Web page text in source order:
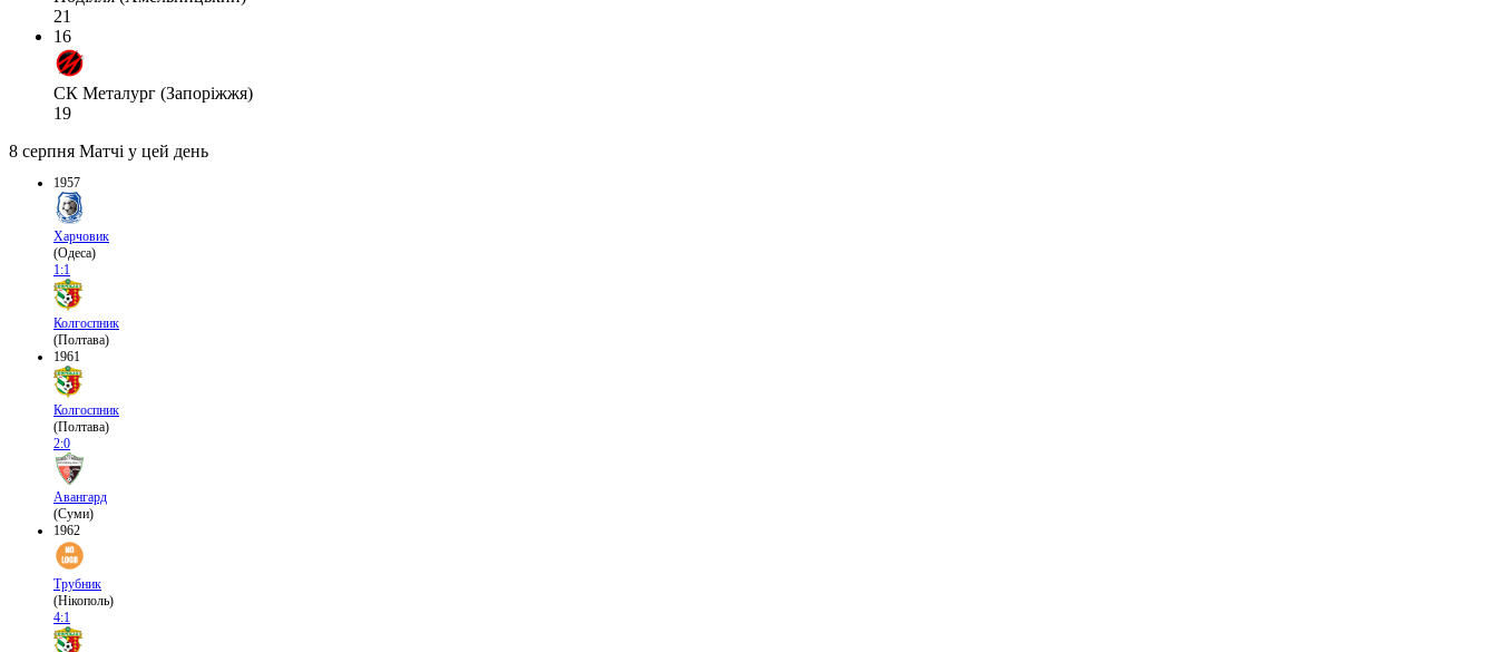
21
16
СК Металург (Запоріжжя)
19
8 серпня Матчі у цей день
1957
Харчовик
(Одеса)
1:1
Колгоспник
(Полтава)
1961
Колгоспник
(Полтава)
2:0
Авангард
(Суми)
1962
Трубник
(Нікополь)
4:1